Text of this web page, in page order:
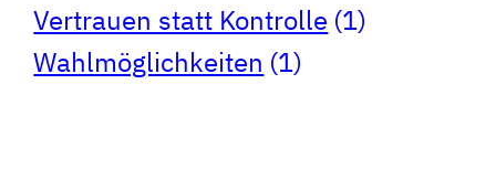
Vertrauen statt Kontrolle (1)
Wahlmöglichkeiten (1)